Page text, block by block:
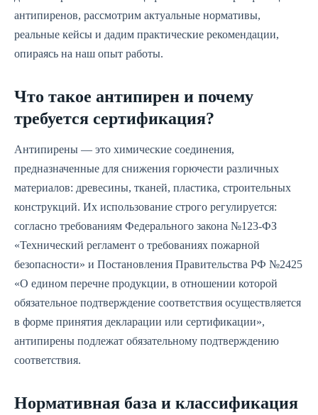
антипиренов, рассмотрим актуальные нормативы,
реальные кейсы и дадим практические рекомендации,
опираясь на наш опыт работы.
Что такое антипирен и почему
требуется сертификация?
Антипирены — это химические соединения,
предназначенные для снижения горючести различных
материалов: древесины, тканей, пластика, строительных
конструкций. Их использование строго регулируется:
согласно требованиям Федерального закона №123-ФЗ
«Технический регламент о требованиях пожарной
безопасности» и Постановления Правительства РФ №2425
«О едином перечне продукции, в отношении которой
обязательное подтверждение соответствия осуществляется
в форме принятия декларации или сертификации»,
антипирены подлежат обязательному подтверждению
соответствия.
Нормативная база и классификация